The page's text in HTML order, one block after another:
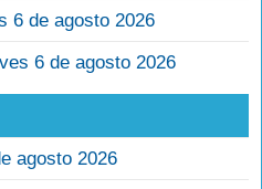
6 de agosto 2026
6 de agosto 2026
agosto 2026